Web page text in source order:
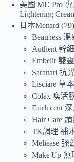
美國 MD Pro
Lightening
日本Menard
79
Beauness
Authent 幹
Embelir 雙
Saranari 抗
Lisciare 草
Colax 喚活
Fairlucent
Hair Care
TK調理 補
Meliease 強
Make Up 無